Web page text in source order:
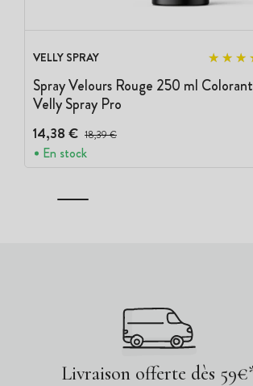
VELLY SPRAY
Spray Velours Rouge 250 ml
Velly Spray Pro
14,38 € Prix avant réduction :
18,39 €
En stock
Livraison offerte dès